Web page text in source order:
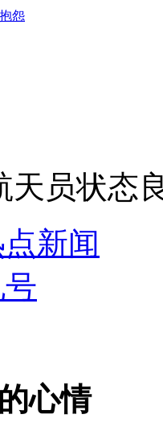
怨
行
员状态良
新闻
心情